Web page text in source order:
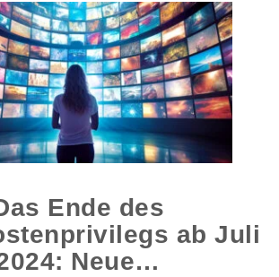
Ende des
ab Juli
Neue…